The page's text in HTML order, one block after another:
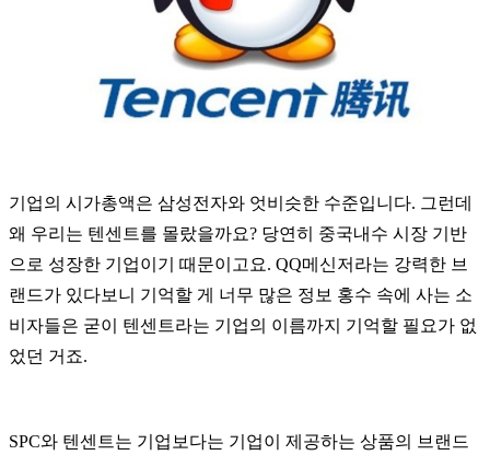
기업의 시가총액은 삼성전자와 엇비슷한 수준입니다. 그런데
왜 우리는 텐센트를 몰랐을까요? 당연히 중국내수 시장 기반
으로 성장한 기업이기 때문이고요. QQ메신저라는 강력한 브
랜드가 있다보니 기억할 게 너무 많은 정보 홍수 속에 사는 소
비자들은 굳이 텐센트라는 기업의 이름까지 기억할 필요가 없
었던 거죠.
SPC와 텐센트는 기업보다는 기업이 제공하는 상품의 브랜드